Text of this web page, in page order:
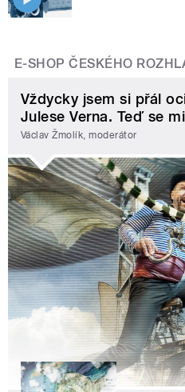
E-SHOP ČESKÉHO
Vždycky jsem si přál
Julese Verna. Teď se
Václav Žmolík, moderátor